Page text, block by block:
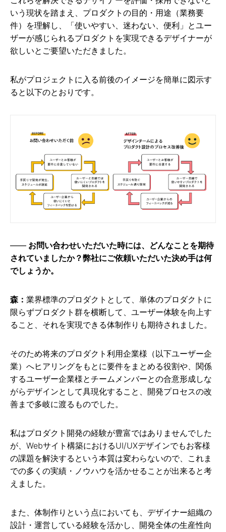
いう現状を踏まえ、プロダクトの目的・用途（業務要
件）を理解し、「使いやすい、迷わない、便利」とユー
ザーが感じられるプロダクトを実現できるデザイナーが
欲しいとご要望いただきました。
私がプロジェクトに入る前後のイメージを簡単に図示す
ると以下のとおりです。
お問い合わせいただいた時には、どんなことを期待
されていましたか？弊社にご依頼いただいた決め手は何
でしょうか。
森： 業界標準のプロダクトとして、単体のプロダクトに
限らずプロダクト群を横断して、ユーザー体験を向上す
ること、それを実現できる体制作りも期待されました。
そのため将来のプロダクト利用企業様（以下ユーザー企
業）へヒアリングをもとに要件をまとめる役割や、関係
するユーザー企業様とチームメンバーとの合意形成しな
がらデザインとして具現化すること、開発プロセスの改
善まで多岐に渡るものでした。
私はプロダクト開発の経験が豊富ではありませんでした
が、Webサイト構築におけるUI/UXデザインでもお客様
の課題を解決するという本質は変わらないので、これま
での多くの実績・ノウハウを活かせることが出来ると考
えました。
また、体制作りという点においても、デザイナー組織の
設計・運営している経験を活かし、開発全体の生産性向